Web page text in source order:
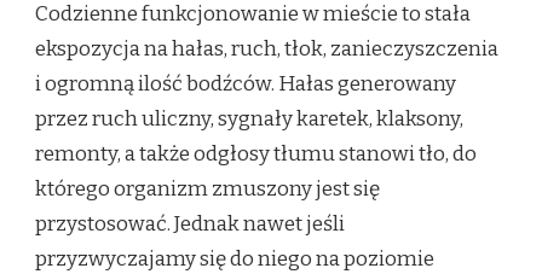
Codzienne funkcjonowanie w mieście to stała
ekspozycja na hałas, ruch, tłok, zanieczyszczenia
i ogromną ilość bodźców. Hałas generowany
przez ruch uliczny, sygnały karetek, klaksony,
remonty, a także odgłosy tłumu stanowi tło, do
którego organizm zmuszony jest się
przystosować. Jednak nawet jeśli
przyzwyczajamy się do niego na poziomie